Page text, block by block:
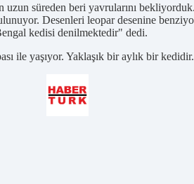
süreden beri yavrularını
Desenleri leopar desenine
kedisi denilmektedir" dedi.
ile yaşıyor. Yaklaşık bir aylık bir